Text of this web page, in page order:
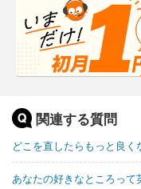
関連する質問
どこを直したらもっと良
あなたの好きなところって